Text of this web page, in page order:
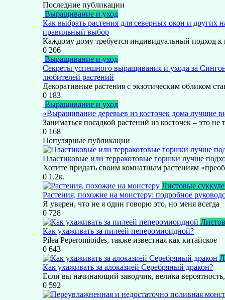
Последние публикации
Выращивание и уход
Как выбрать растения для северных окон и других
правильный выбор
Каждому дому требуется индивидуальный подход к
0 206
Выращивание и уход
Секреты успешного выращивания и ухода за
любителей растений
Декоративные растения с экзотическим обликом
0 183
Выращивание и уход
«Выращивание деревьев из косточек дома лучшие
Заниматься посадкой растений из косточек – это не
0 168
Популярные публикации
Пластиковые или терракотовые горшки лучше
Хотите придать своим комнатным растениям
0 1.2к.
Листовые
Растения, похожие на монстеру: подробное
Я уверен, что не я один говорю это, но меня всегда
0 728
Как ухаживать за пилеей пеперомиоидной?
Pilea Peperomioides, также известная как китайское
0 643
Как ухаживать за алоказией Серебряный дракон?
Если вы начинающий заводчик, велика
0 592